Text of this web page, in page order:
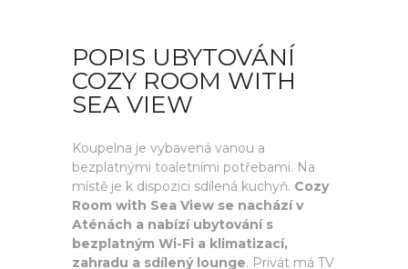
POPIS UBYTOVÁNÍ
COZY ROOM WITH
SEA VIEW
Koupelna je vybavená vanou a
bezplatnými toaletními potřebami. Na
místě je k dispozici sdílená kuchyň. Cozy
Room with Sea View se nachází v
Aténách a nabízí ubytování s
bezplatným Wi-Fi a klimatizací,
zahradu a sdílený lounge. Privát má TV